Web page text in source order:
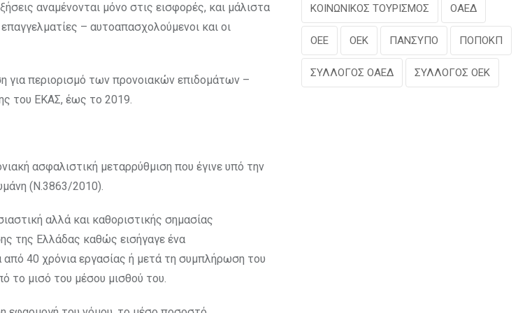
αναμένονται μόνο στις εισφορές, και μάλιστα
– αυτοαπασχολούμενοι και οι
για περιορισμό των προνοιακών επιδομάτων –
του ΕΚΑΣ, έως το 2019.
ασφαλιστική μεταρρύθμιση που έγινε υπό την
(Ν.3863/2010).
αλλά και καθοριστικής σημασίας
της Ελλάδας καθώς εισήγαγε ένα
40 χρόνια εργασίας ή μετά τη συμπλήρωση του
το μισό του μέσου μισθού του.
ΚΟΙΝΩΝΙΚΟΣ ΤΟΥΡΙΣΜΟΣ ΟΑΕΔ
ΟΕΕ ΟΕΚ ΠΑΝΣΥΠΟ ΠΟΠΟΚΠ
ΣΥΛΛΟΓΟΣ ΟΑΕΔ ΣΥΛΛΟΓΟΣ ΟΕΚ